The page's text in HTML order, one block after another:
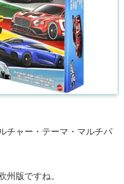
チャー・テーマ・マルチパ
州版ですね。